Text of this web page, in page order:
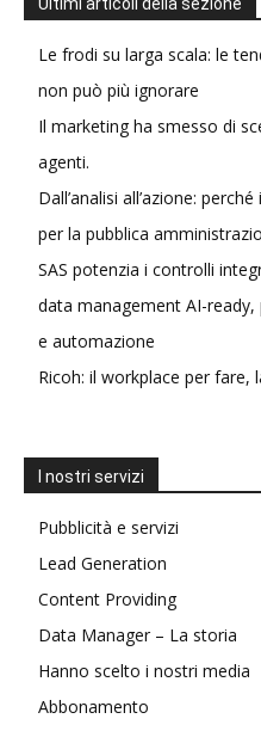
Le frodi su larga scala: le
non può più ignorare
Il marketing ha smesso di
agenti.
Dall’analisi all’azione:
per la pubblica
SAS potenzia i controlli
data management AI-
e automazione
Ricoh: il workplace per fare,
I nostri servizi
Pubblicità e servizi
Lead Generation
Content Providing
Data Manager – La storia
Hanno scelto i nostri media
Abbonamento